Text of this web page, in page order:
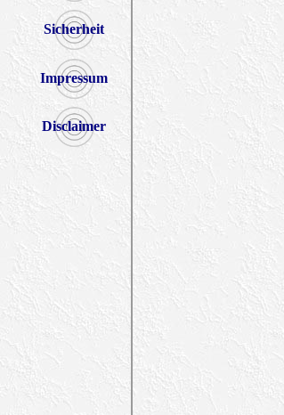
Sicherheit
Impressum
Disclaimer